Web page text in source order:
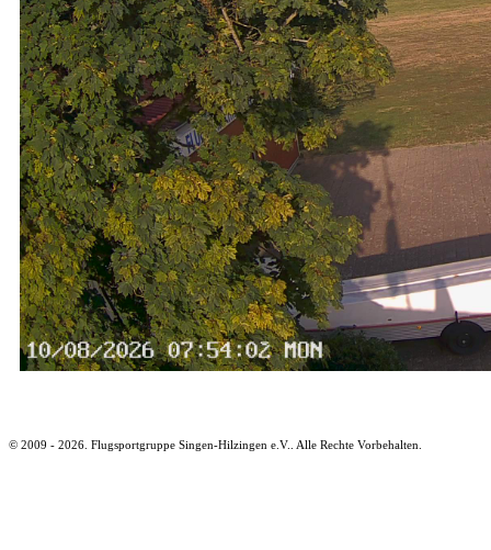
© 2009 - 2026. Flugsportgruppe Singen-Hilzingen e.V.. Alle Rechte Vorbehalten.